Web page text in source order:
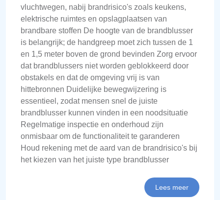
vluchtwegen, nabij brandrisico's zoals keukens,
elektrische ruimtes en opslagplaatsen van
brandbare stoffen De hoogte van de brandblusser
is belangrijk; de handgreep moet zich tussen de 1
en 1,5 meter boven de grond bevinden Zorg ervoor
dat brandblussers niet worden geblokkeerd door
obstakels en dat de omgeving vrij is van
hittebronnen Duidelijke bewegwijzering is
essentieel, zodat mensen snel de juiste
brandblusser kunnen vinden in een noodsituatie
Regelmatige inspectie en onderhoud zijn
onmisbaar om de functionaliteit te garanderen
Houd rekening met de aard van de brandrisico's bij
het kiezen van het juiste type brandblusser
Lees meer